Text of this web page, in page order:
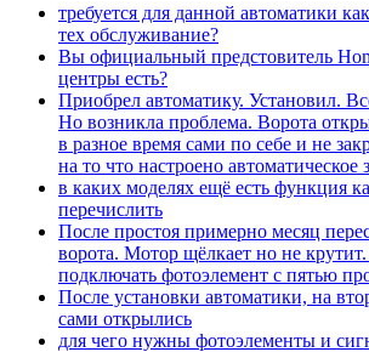
требуется для данной автоматики
тех обслуживание?
Вы официальный предстовитель
центры есть?
Приобрел автоматику. Установил.
Но возникла проблема. Ворота
в разное время сами по себе и не
на то что настроено автоматическое
в каких моделях ещё есть функция
перечислить
После простоя примерно месяц
ворота. Мотор щёлкает но не
подключать фотоэлемент с пятью
После установки автоматики, на
сами открылись
для чего нужны фотоэлементы и